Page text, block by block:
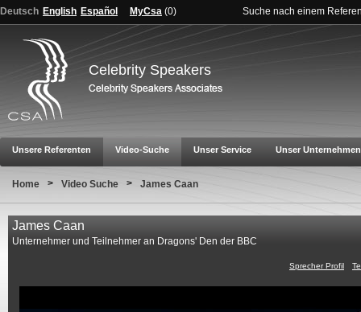
Deutsch English Español MyCsa (0) Suche nach einem
Celebrity Speakers
Unsere Referenten Video-Suche Unser Service Unser Unternehmen
Home > Video Suche > James Caan
James Caan
Unternehmer und Teilnehmer an Dragons' Den der BBC
Sprecher Profil